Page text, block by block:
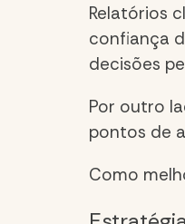
Relatórios
confiança
decisões
Por outro
pontos de
Como